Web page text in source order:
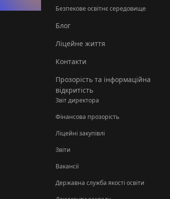
Безпекове освітнє середовище
Блог
Ліцейне життя
Контакти
Прозорість та інформаційна
відкритість
Звіт директора
Фінансова прозорість
Ліцейні закупівлі
Звіти
Вакансії
Державна служба якості освіти